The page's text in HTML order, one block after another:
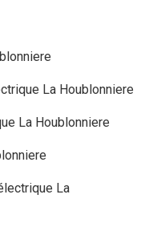
La Houblonniere
La Houblonniere
La